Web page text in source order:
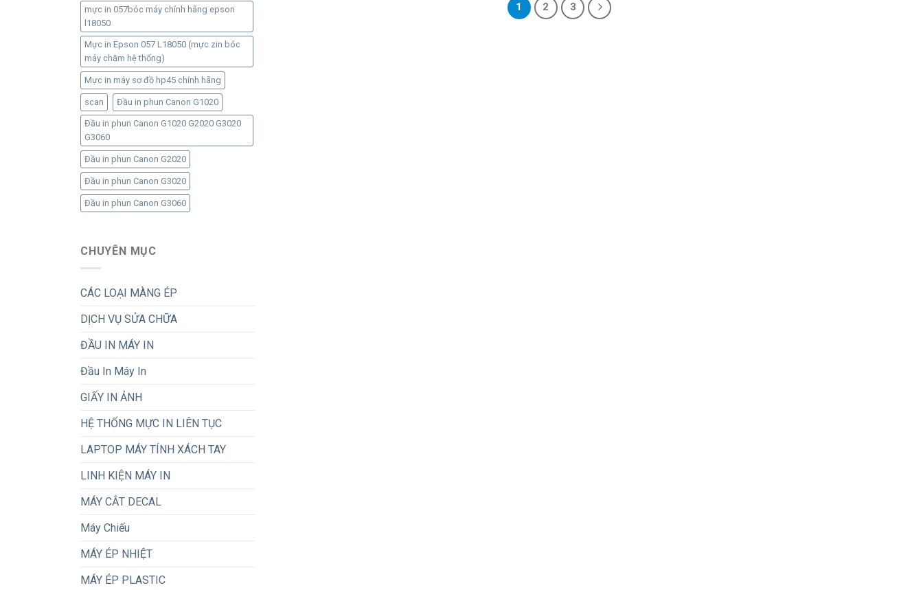
mực in 057bóc máy chính hãng epson
l18050
Mực in Epson 057 L18050 (mực zin bóc
máy chăm hệ thống)
Mực in máy sơ đồ hp45 chính hãng
scan Đầu in phun Canon G1020
Đầu in phun Canon G1020 G2020 G3020
G3060
Đầu in phun Canon G2020
Đầu in phun Canon G3020
Đầu in phun Canon G3060
CHUYÊN MỤC
CÁC LOẠI MÀNG ÉP
DỊCH VỤ SỬA CHỮA
ĐẦU IN MÁY IN
Đầu In Máy In
GIẤY IN ẢNH
HỆ THỐNG MỰC IN LIÊN TỤC
LAPTOP MÁY TÍNH XÁCH TAY
LINH KIỆN MÁY IN
MÁY CẮT DECAL
Máy Chiếu
MÁY ÉP NHIỆT
MÁY ÉP PLASTIC
1 2 3